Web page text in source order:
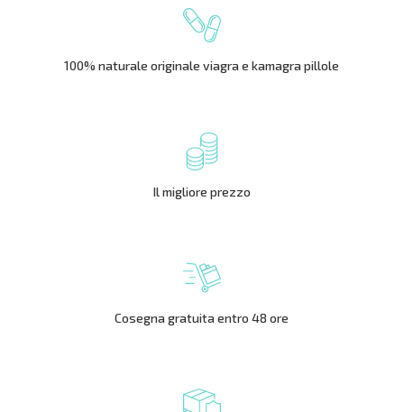
100% naturale originale viagra e kamagra pillole
Il migliore prezzo
Cosegna gratuita entro 48 ore